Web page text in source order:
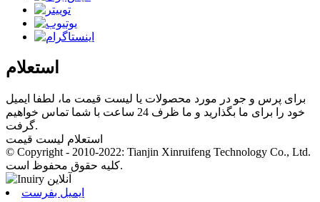
استعلام
برای پرس و جو در مورد محصولات یا لیست قیمت ما، لطفا ایمیل
خود را برای ما بگذارید و ما ظرف 24 ساعت با شما تماس خواهیم
گرفت.
استعلام لیست قیمت
© Copyright - 2010-2022: Tianjin Xinruifeng Technology Co., Ltd.
کلیه حقوق محفوظ است.
ایمیل بفرست